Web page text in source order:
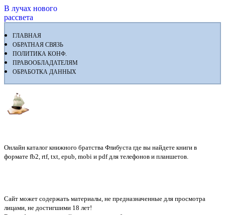
В лучах нового
рассвета
ГЛАВНАЯ
ОБРАТНАЯ СВЯЗЬ
ПОЛИТИКА КОНФ.
ПРАВООБЛАДАТЕЛЯМ
ОБРАБОТКА ДАННЫХ
Онлайн каталог книжного братства Флибуста где вы найдете книги в
формате fb2, rtf, txt, epub, mobi и pdf для телефонов и планшетов.
Сайт может содержать материалы, не предназначенные для просмотра
лицами, не достигшими 18 лет!